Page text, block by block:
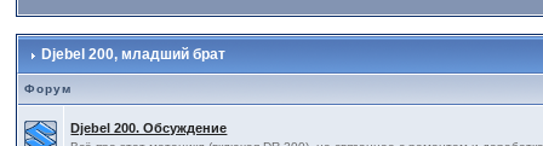
Djebel 200, младший брат
Форум
Djebel 200. Обсуждение